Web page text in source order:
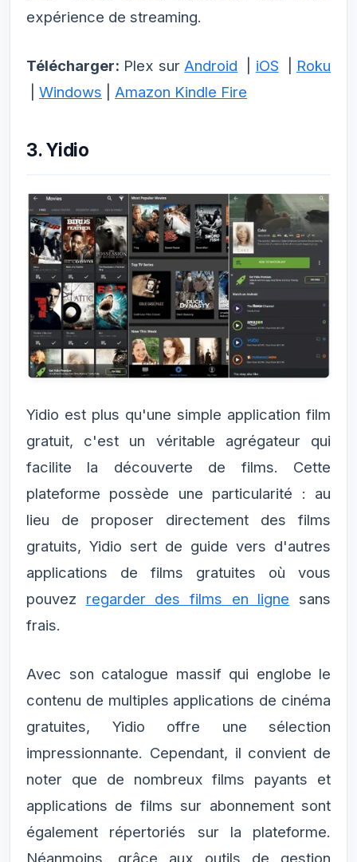
expérience de streaming.
Télécharger: Plex sur Android iOS
Roku
Windows Amazon Kindle Fire
3. Yidio
Yidio est plus qu'une simple application film
gratuit, c'est un véritable agrégateur qui
facilite la découverte de films. Cette
plateforme possède une particularité : au
lieu de proposer directement des films
gratuits, Yidio sert de guide vers d'autres
applications de films gratuites où vous
pouvez regarder des films en ligne sans
frais.
Avec son catalogue massif qui englobe le
contenu de multiples applications de cinéma
gratuites, Yidio offre une sélection
impressionnante. Cependant, il convient de
noter que de nombreux films payants et
applications de films sur abonnement sont
également répertoriés sur la plateforme.
Néanmoins, grâce aux outils de gestion